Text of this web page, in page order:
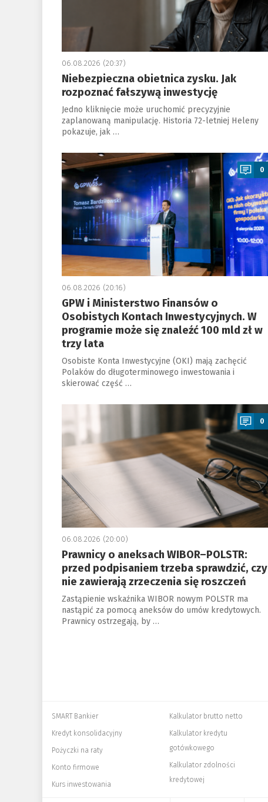
06.08.2026 (20:37)
Niebezpieczna obietnica zysku. Jak
rozpoznać fałszywą inwestycję
Jedno kliknięcie może uruchomić precyzyjnie
zaplanowaną manipulację. Historia 72-letniej Heleny
pokazuje, jak …
a
0
06.08.2026 (20:16)
GPW i Ministerstwo Finansów o
Osobistych Kontach Inwestycyjnych. W
programie może się znaleźć 100 mld zł w
trzy lata
Osobiste Konta Inwestycyjne (OKI) mają zachęcić
Polaków do długoterminowego inwestowania i
skierować część …
a
0
06.08.2026 (20:00)
Prawnicy o aneksach WIBOR–POLSTR:
przed podpisaniem trzeba sprawdzić, czy
nie zawierają zrzeczenia się roszczeń
Zastąpienie wskaźnika WIBOR nowym POLSTR ma
nastąpić za pomocą aneksów do umów kredytowych.
Prawnicy ostrzegają, by …
SMART Bankier
Kredyt konsolidacyjny
Pożyczki na raty
Konto firmowe
Kurs inwestowania
Kalkulator brutto netto
Kalkulator kredytu
gotówkowego
Kalkulator zdolności
kredytowej